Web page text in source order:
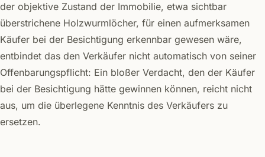
der objektive Zustand der Immobilie, etwa sichtbar
überstrichene Holzwurmlöcher, für einen aufmerksamen
Käufer bei der Besichtigung erkennbar gewesen wäre,
entbindet das den Verkäufer nicht automatisch von seiner
Offenbarungspflicht: Ein bloßer Verdacht, den der Käufer
bei der Besichtigung hätte gewinnen können, reicht nicht
aus, um die überlegene Kenntnis des Verkäufers zu
ersetzen.